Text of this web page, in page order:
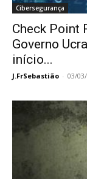
Cibersegurança
Check Point
Governo
início...
J.FrSebastião - 03/